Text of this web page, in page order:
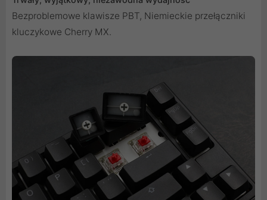
Bezproblemowe klawisze PBT, Niemieckie przełączniki
kluczykowe Cherry MX.